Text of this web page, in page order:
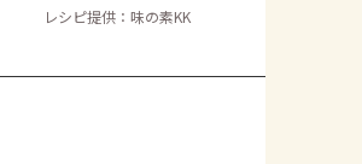
レシピ提供：味の素KK